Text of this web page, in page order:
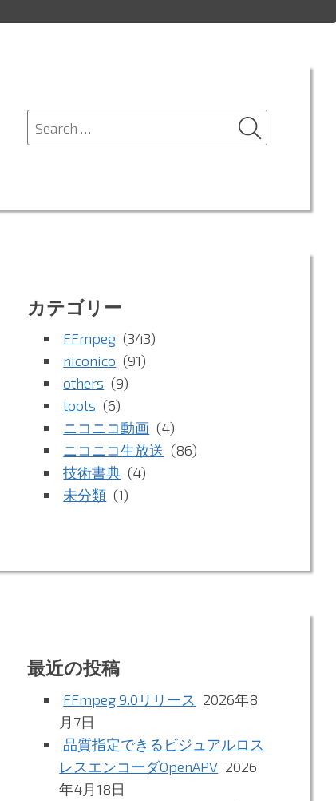
Search
for:
SEARCH
カテゴリー
FFmpeg (343)
niconico (91)
others (9)
tools (6)
ニコニコ動画 (4)
ニコニコ生放送 (86)
技術書典 (4)
未分類 (1)
最近の投稿
FFmpeg 9.0リリース 2026年8
月7日
品質指定できるビジュアルロス
レスエンコーダOpenAPV 2026
年4月18日